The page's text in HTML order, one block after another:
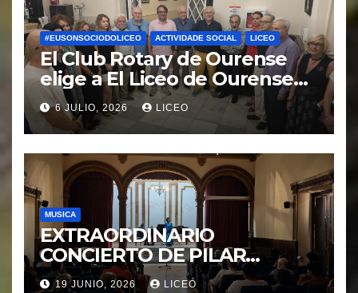
#EUSONSOCIODOLICEO ACTIVIDADE SOCIAL LICEO
El Club Rotary de Ourense
elige a El Liceo de Ourense
para la puesta en marcha del
proyecto “Ciudad Cardio
Protegida”.
6 JULIO, 2026 LICEO
MUSICA
EXTRAORDINARIO
CONCIERTO DE PILAR
MORÁGUEZ e ARABEL
19 JUNIO, 2026 LICEO